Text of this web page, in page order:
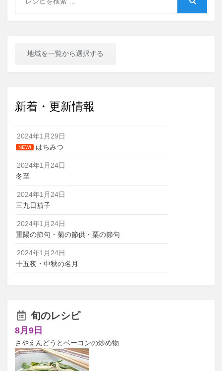
地域を一覧から選択する
新着・更新情報
2024年1月29日
NEW! はちみつ
2024年1月24日
冬至
2024年1月24日
三九日茄子
2024年1月24日
重陽の節句・菊の節供・栗の節句
2024年1月24日
十五夜・中秋の名月
旬のレシピ
8月9日
さやえんどうとベーコンの炒め物